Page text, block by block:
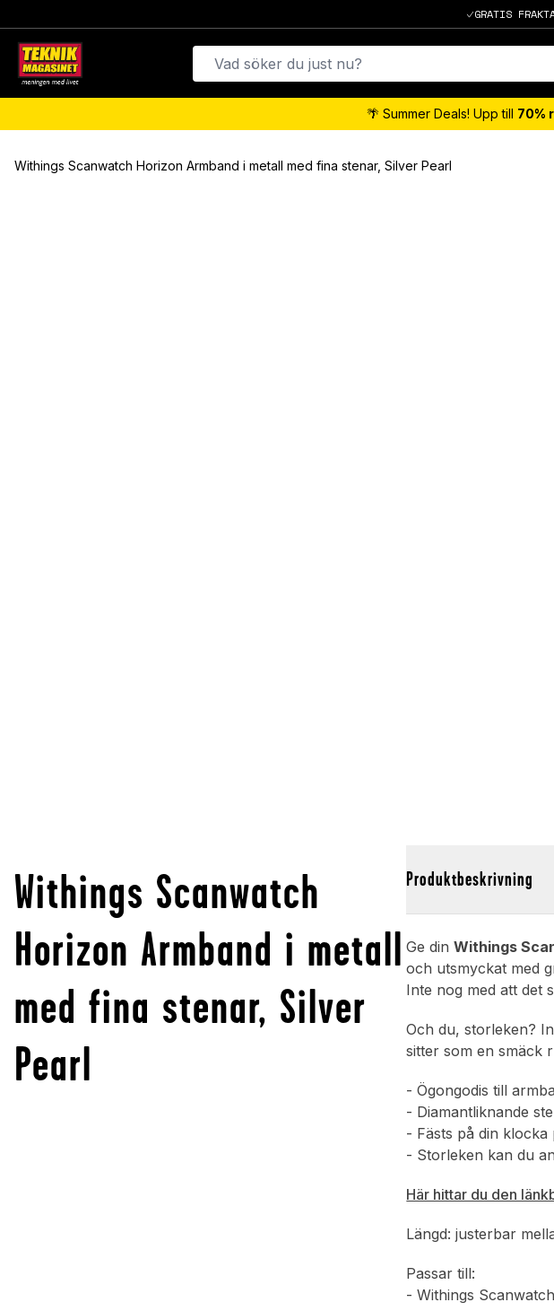
GRATIS
🌴 Summer Deals! Upp till 70%
Withings Scanwatch Horizon Armband i metall med fina stenar, Silver Pearl
Withings Scanwatch
Horizon Armband i metall
med fina stenar, Silver
Pearl
Produktbeskrivning
Ge dinWithings
och utsmyckat med
Inte nog med att det
Och du, storleken?
sitter som en smäck
- Ögongodis till
- Diamantliknande
- Fästs på din
- Storleken kan du
Här hittar du den
Längd: justerbar
Passar till:
- Withings